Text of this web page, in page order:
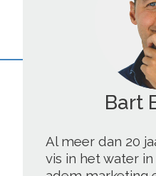
Al meer dan 20
vis in het water